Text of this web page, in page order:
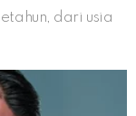
dari usia